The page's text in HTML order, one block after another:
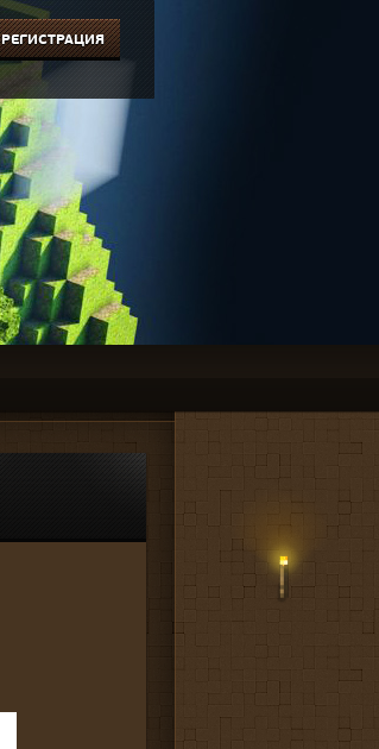
РЕГИСТРАЦИЯ